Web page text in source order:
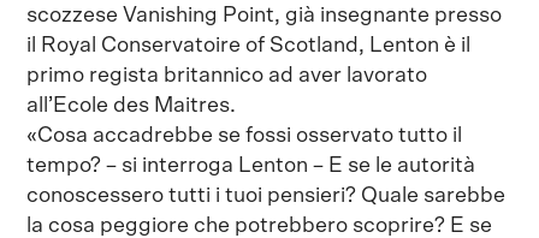
scozzese Vanishing Point, già insegnante presso
il Royal Conservatoire of Scotland, Lenton è il
primo regista britannico ad aver lavorato
all’Ecole des Maitres.
«Cosa accadrebbe se fossi osservato tutto il
tempo? – si interroga Lenton – E se le autorità
conoscessero tutti i tuoi pensieri? Quale sarebbe
la cosa peggiore che potrebbero scoprire? E se